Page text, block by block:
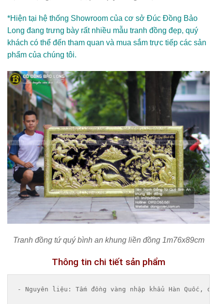
*Hiện tại hệ thống Showroom của cơ sở Đúc Đồng Bảo
Long đang trưng bày rất nhiều mẫu tranh đồng đẹp, quý
khách có thể đến tham quan và mua sắm trực tiếp các sản
phẩm của chúng tôi.
Tranh đồng tứ quý bình an khung liền đồng 1m76x89cm
Thông tin chi tiết sản phẩm
- Nguyên liệu : Tấm đồng vàng nhập khẩu Hàn Quốc,